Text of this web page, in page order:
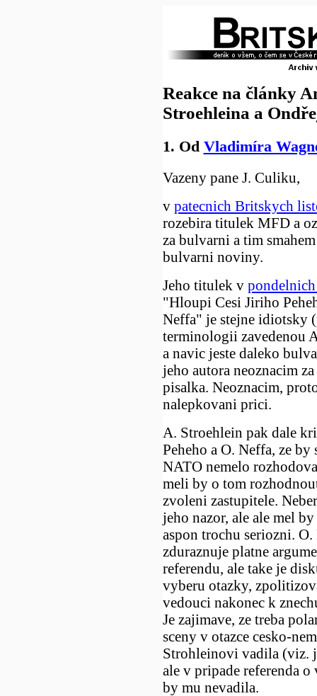
Reakce na články
Stroehleina a
1. Od Vladimíra
Vazeny pane J. Culiku,
v patecnich Britskych
rozebira titulek MFD a
za bulvarni a tim
bulvarni noviny.
Jeho titulek v
"Hloupi Cesi Jiriho
Neffa" je stejne idiotsky
terminologii zavedenou
a navic jeste daleko
jeho autora neoznacim
pisalka. Neoznacim,
nalepkovani prici.
A. Stroehlein pak dale
Peheho a O. Neffa, ze by
NATO nemelo
meli by o tom
zvoleni zastupitele.
jeho nazor, ale ale mel
aspon trochu seriozni. O.
zduraznuje platne
referendu, ale take je
vyberu otazky,
vedouci nakonec k
Je zajimave, ze treba
sceny v otazce cesko-
Strohleinovi vadila (viz.
ale v pripade referenda
by mu nevadila.